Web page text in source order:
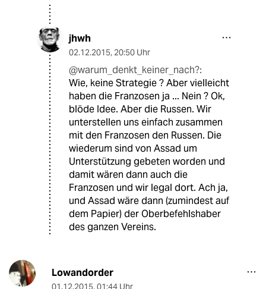
jhwh
02.12.2015, 20:50 Uhr
@warum_denkt_keiner_nach?:
Wie, keine Strategie ? Aber vielleicht
haben die Franzosen ja ... Nein ? Ok,
blöde Idee. Aber die Russen. Wir
unterstellen uns einfach zusammen
mit den Franzosen den Russen. Die
wiederum sind von Assad um
Unterstützung gebeten worden und
damit wären dann auch die
Franzosen und wir legal dort. Ach ja,
und Assad wäre dann (zumindest auf
dem Papier) der Oberbefehlshaber
des ganzen Vereins.
Lowandorder
01.12.2015, 01:44 Uhr